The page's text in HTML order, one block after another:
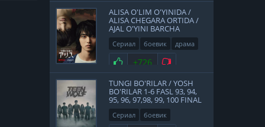
ALISA O'LIM O'YINIDA /
ALISA CHEGARA ORTIDA /
AJAL O'YINI BARCHA
QISMLAR UZBEK TILIDA
Сериал боевик
драма
фантастика
Япония
Нравится
+726 Не нравится
TUNGI BO'RILAR / YOSH
BO'RILAR 1-6 FASL 93, 94,
95, 96, 97,98, 99, 100 FINAL
QISMLAR UZBEK TILIDA
Сериал
боевик